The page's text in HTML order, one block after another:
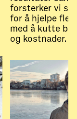
forsterker vi
for å hjelpe
med å kutte
og kostnader.
July 28, 2026
Nyheter